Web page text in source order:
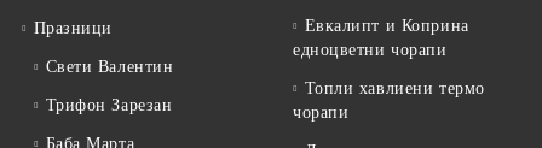
Празници
Свети Валентин
Трифон Зарезан
Баба Марта
Евкалипт и Коприна
едноцветни чорапи
Топли хавлиени термо
чорапи